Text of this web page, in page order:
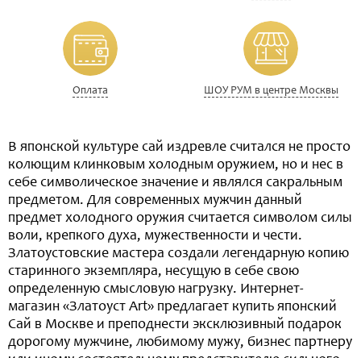
Оплата ШОУ РУМ в центре Москвы
В японской культуре сай издревле считался не просто
колющим клинковым холодным оружием, но и нес в
себе символическое значение и являлся сакральным
предметом. Для современных мужчин данный
предмет холодного оружия считается символом силы
воли, крепкого духа, мужественности и чести.
Златоустовские мастера создали легендарную копию
старинного экземпляра, несущую в себе свою
определенную смысловую нагрузку. Интернет-
магазин «Златоуст Art» предлагает купить японский
Сай в Москве и преподнести эксклюзивный подарок
дорогому мужчине, любимому мужу, бизнес партнеру